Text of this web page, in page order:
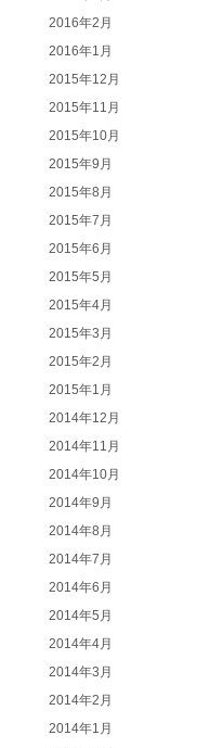
2016年2月
2016年1月
2015年12月
2015年11月
2015年10月
2015年9月
2015年8月
2015年7月
2015年6月
2015年5月
2015年4月
2015年3月
2015年2月
2015年1月
2014年12月
2014年11月
2014年10月
2014年9月
2014年8月
2014年7月
2014年6月
2014年5月
2014年4月
2014年3月
2014年2月
2014年1月